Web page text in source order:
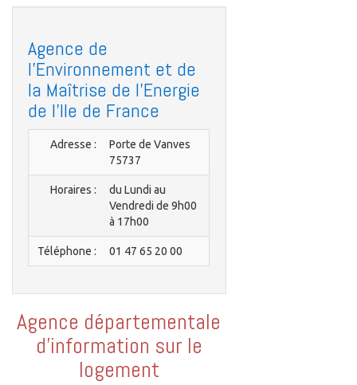
Agence de
l'Environnement et de
la Maîtrise de l'Energie
de l'Ile de France
Adresse :
Porte de Vanves
75737
Horaires :
du Lundi au
Vendredi de 9h00
à 17h00
Téléphone : 01 47 65 20 00
Agence départementale
d'information sur le
logement